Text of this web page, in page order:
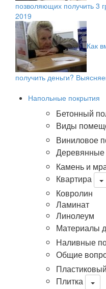
позволяющих получить 3
2019
Как
получить деньги?
Напольные покрытия
Бетонный
Виды
Виниловое
Камень и
Квартира
Ковролин
Ламинат
Линолеум
Материалы
Наливные
Общие
Плитка